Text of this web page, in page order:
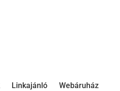
Linkajánló Webáruház